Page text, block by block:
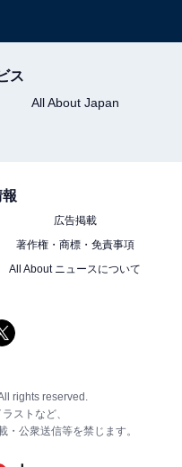
ス
All About Japan
広告掲載
著作権・商標・免責事項
All About ニュースについて
rights reserved.
ストなど、
公衆送信等を禁じます。